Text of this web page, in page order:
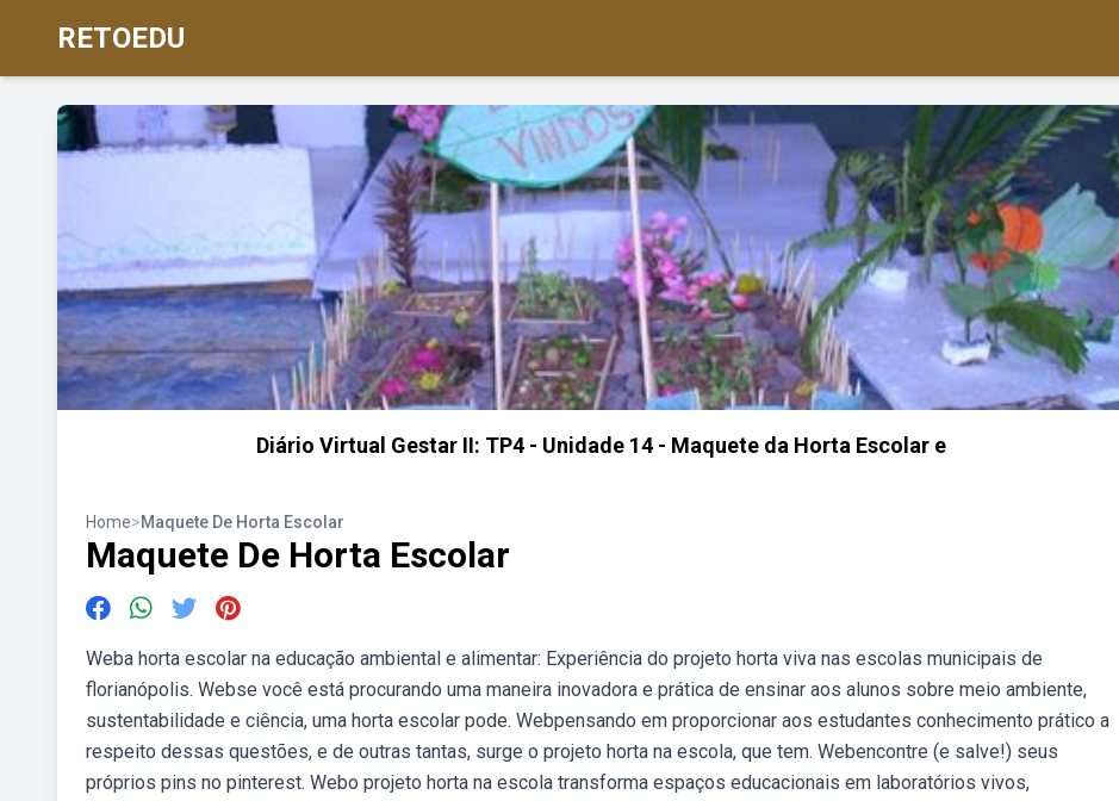
RETOEDU
Diário Virtual Gestar II: TP4 - Unidade 14 - Maquete da Horta Escolar e
Home>Maquete De Horta Escolar
Maquete De Horta Escolar
Weba horta escolar na educação ambiental e alimentar: Experiência do projeto horta viva nas escolas municipais de
florianópolis. Webse você está procurando uma maneira inovadora e prática de ensinar aos alunos sobre meio ambiente,
sustentabilidade e ciência, uma horta escolar pode. Webpensando em proporcionar aos estudantes conhecimento prático a
respeito dessas questões, e de outras tantas, surge o projeto horta na escola, que tem. Webencontre (e salve!) seus
próprios pins no pinterest. Webo projeto horta na escola transforma espaços educacionais em laboratórios vivos,